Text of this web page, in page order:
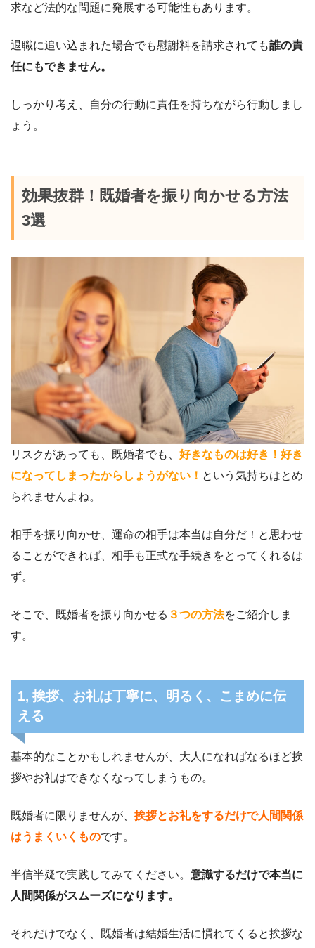
求など法的な問題に発展する可能性もあります。
退職に追い込まれた場合でも慰謝料を請求されても誰の責
任にもできません。
しっかり考え、自分の行動に責任を持ちながら行動しまし
ょう。
効果抜群！既婚者を振り向かせる方法
3選
リスクがあっても、既婚者でも、 好きなものは好き！好き
になってしまったからしょうがない！ という気持ちはとめ
られませんよね。
相手を振り向かせ、運命の相手は本当は自分だ！と思わせ
ることができれば、相手も正式な手続きをとってくれるは
ず。
そこで、既婚者を振り向かせる ３つの方法をご紹介しま
す。
1, 挨拶、お礼は丁寧に、明るく、こまめに伝
える
基本的なことかもしれませんが、大人になればなるほど挨
拶やお礼はできなくなってしまうもの。
既婚者に限りませんが、 挨拶とお礼をするだけで人間関係
はうまくいくものです。
半信半疑で実践してみてください。 意識するだけで本当に
人間関係がスムーズになります。
それだけでなく、既婚者は結婚生活に慣れてくると挨拶な